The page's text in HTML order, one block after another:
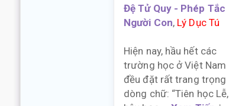
Đệ Tử Quy - Phép Tắc
Người Con, Lý Dục Tú
Hiện nay, hầu hết các
trường học ở Việt Nam
đều đặt rất trang trọng
dòng chữ: “Tiên học Lễ,